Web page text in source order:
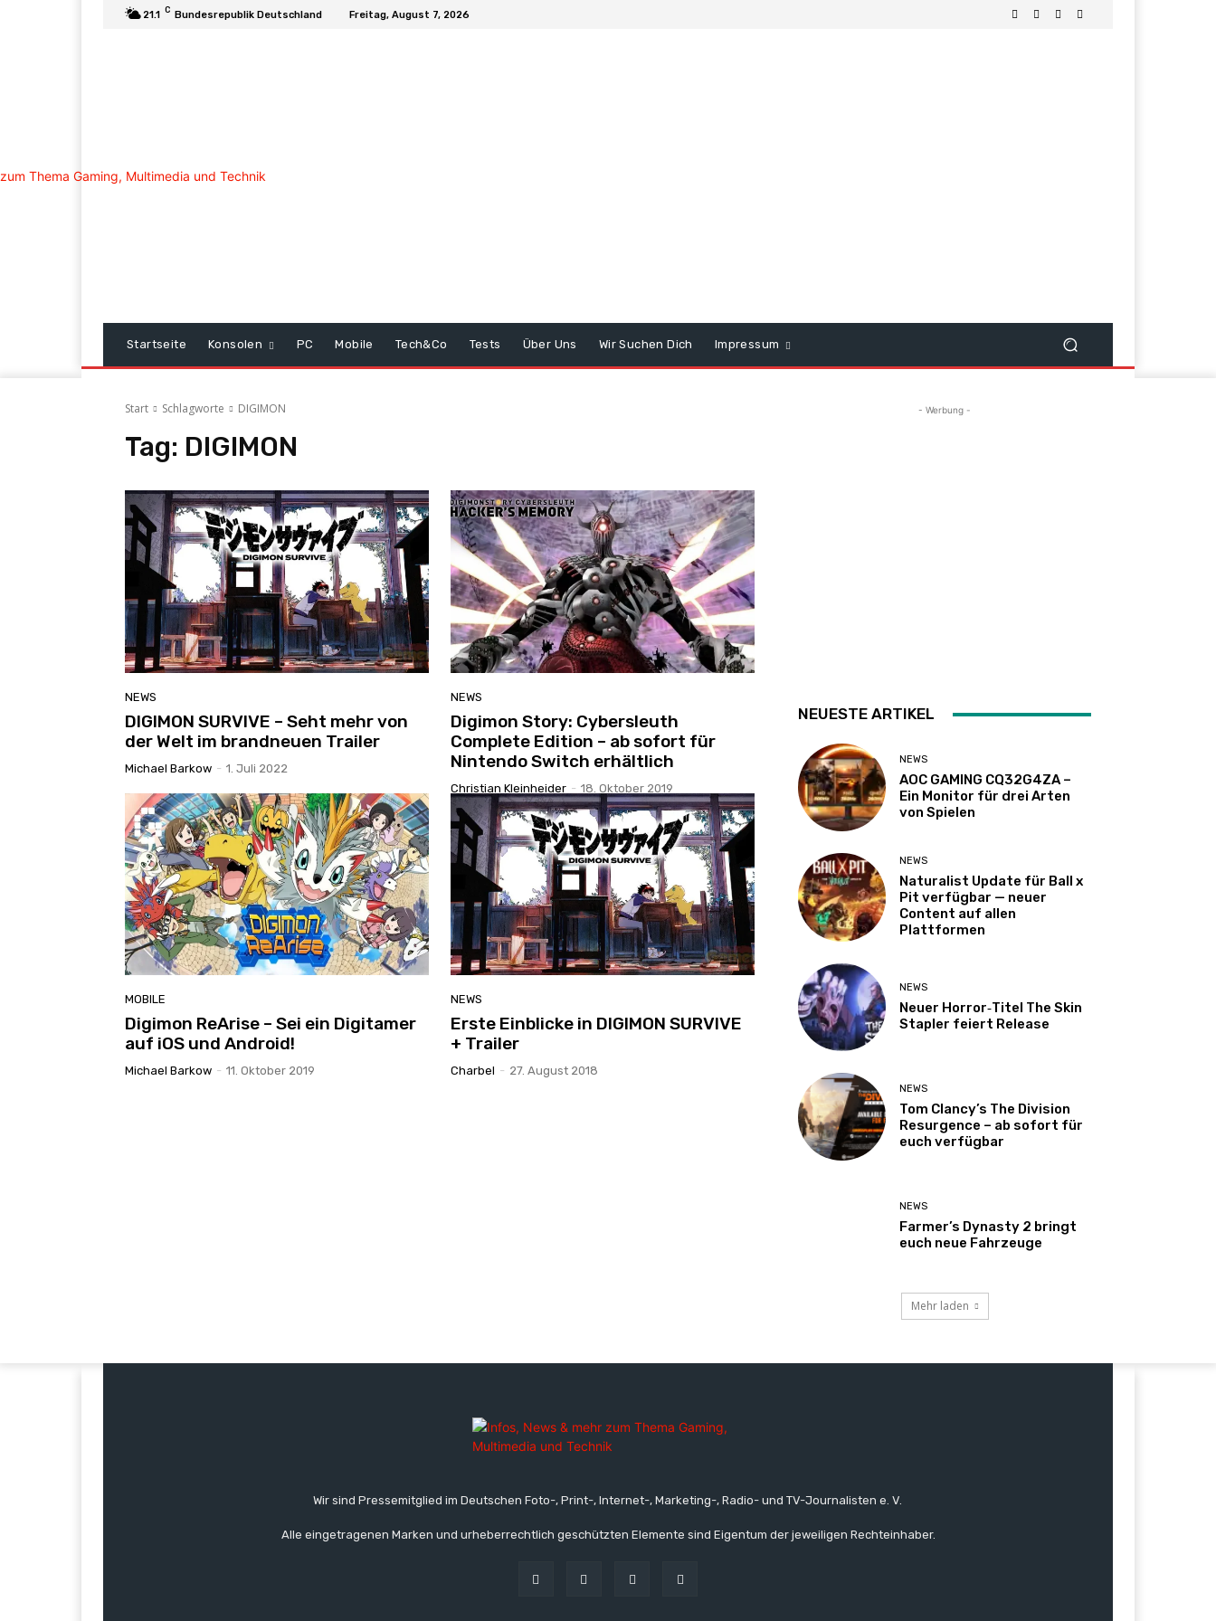
21.1 C Bundesrepublik Deutschland Freitag, August 7, 2026
Startseite Konsolen PC Mobile Tech&Co Tests Über Uns Wir Suchen Dich Impressum
Start Schlagworte DIGIMON
Tag: DIGIMON
NEWS
DIGIMON SURVIVE – Seht mehr von
der Welt im brandneuen Trailer
Michael Barkow - 1. Juli 2022
NEWS
Digimon Story: Cybersleuth
Complete Edition – ab sofort für
Nintendo Switch erhältlich
Christian Kleinheider - 18. Oktober 2019
MOBILE
Digimon ReArise – Sei ein Digitamer
auf iOS und Android!
Michael Barkow - 11. Oktober 2019
NEWS
Erste Einblicke in DIGIMON SURVIVE
+ Trailer
Charbel - 27. August 2018
- Werbung -
NEUESTE ARTIKEL
NEWS
AOC GAMING CQ32G4ZA –
Ein Monitor für drei Arten
von Spielen
NEWS
Naturalist Update für Ball x
Pit verfügbar — neuer
Content auf allen
Plattformen
NEWS
Neuer Horror‑Titel The Skin
Stapler feiert Release
NEWS
Tom Clancy’s The Division
Resurgence – ab sofort für
euch verfügbar
NEWS
Farmer’s Dynasty 2 bringt
euch neue Fahrzeuge
Mehr laden
Wir sind Pressemitglied im Deutschen Foto-, Print-, Internet-, Marketing-, Radio- und TV-Journalisten e. V.
Alle eingetragenen Marken und urheberrechtlich geschützten Elemente sind Eigentum der jeweiligen Rechteinhaber.